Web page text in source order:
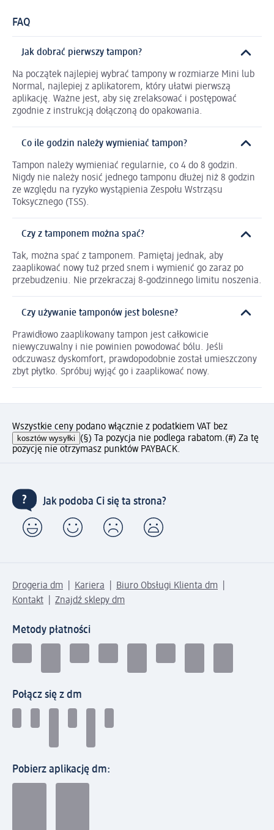
FAQ
Jak dobrać pierwszy tampon?
Na początek najlepiej wybrać tampony w rozmiarze Mini lub
Normal, najlepiej z aplikatorem, który ułatwi pierwszą
aplikację. Ważne jest, aby się zrelaksować i postępować
zgodnie z instrukcją dołączoną do opakowania.
Co ile godzin należy wymieniać tampon?
Tampon należy wymieniać regularnie, co 4 do 8 godzin.
Nigdy nie należy nosić jednego tamponu dłużej niż 8 godzin
ze względu na ryzyko wystąpienia Zespołu Wstrząsu
Toksycznego (TSS).
Czy z tamponem można spać?
Tak, można spać z tamponem. Pamiętaj jednak, aby
zaaplikować nowy tuż przed snem i wymienić go zaraz po
przebudzeniu. Nie przekraczaj 8-godzinnego limitu noszenia.
Czy używanie tamponów jest bolesne?
Prawidłowo zaaplikowany tampon jest całkowicie
niewyczuwalny i nie powinien powodować bólu. Jeśli
odczuwasz dyskomfort, prawdopodobnie został umieszczony
zbyt płytko. Spróbuj wyjąć go i zaaplikować nowy.
Wszystkie ceny podano włącznie z podatkiem VAT bez
kosztów wysyłki (§) Ta pozycja nie podlega rabatom.(#) Za tę
pozycję nie otrzymasz punktów PAYBACK.
Jak podoba Ci się ta strona?
Drogeria dm Kariera
Biuro Obsługi Klienta dm
Kontakt
Znajdź sklepy dm
Metody płatności
Połącz się z dm
Pobierz aplikację dm: